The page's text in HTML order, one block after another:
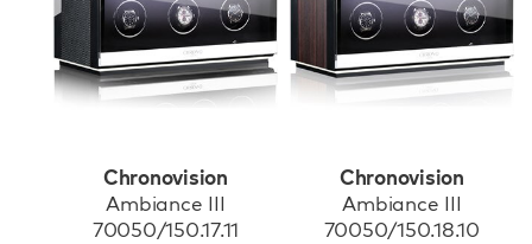
Chronovision
Ambiance III
70050/150.17.11
Chronovision
Ambiance III
70050/150.18.10